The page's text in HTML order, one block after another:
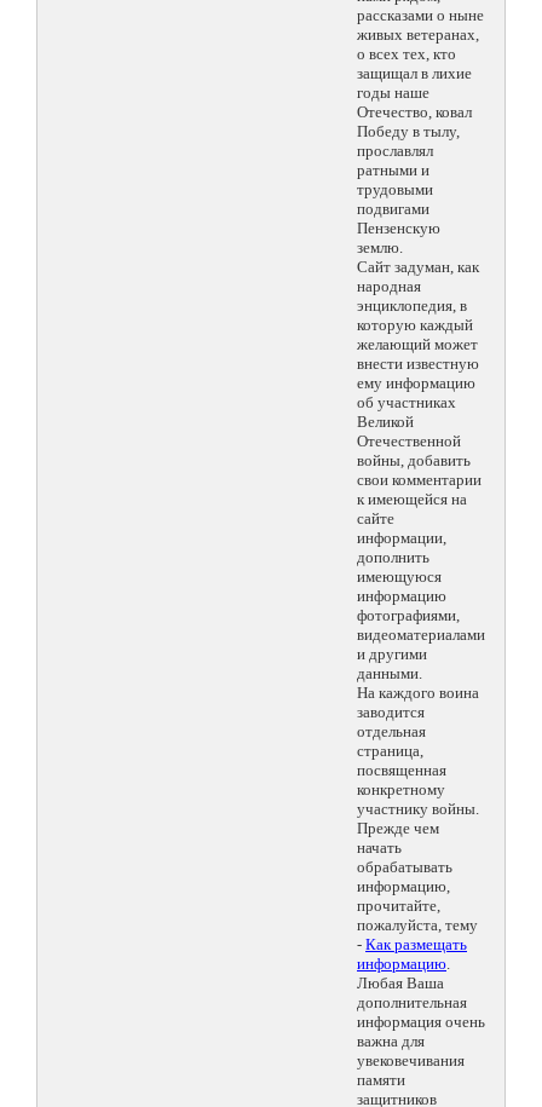
рассказами о ныне
живых ветеранах,
о всех тех, кто
защищал в лихие
годы наше
Отечество, ковал
Победу в тылу,
прославлял
ратными и
трудовыми
подвигами
Пензенскую
землю.
Сайт задуман, как
народная
энциклопедия, в
которую каждый
желающий может
внести известную
ему информацию
об участниках
Великой
Отечественной
войны, добавить
свои комментарии
к имеющейся на
сайте
информации,
дополнить
имеющуюся
информацию
фотографиями,
видеоматериалами
и другими
данными.
На каждого воина
заводится
отдельная
страница,
посвященная
конкретному
участнику войны.
Прежде чем
начать
обрабатывать
информацию,
прочитайте,
пожалуйста, тему
- Как размещать
информацию.
Любая Ваша
дополнительная
информация очень
важна для
увековечивания
памяти
защитников